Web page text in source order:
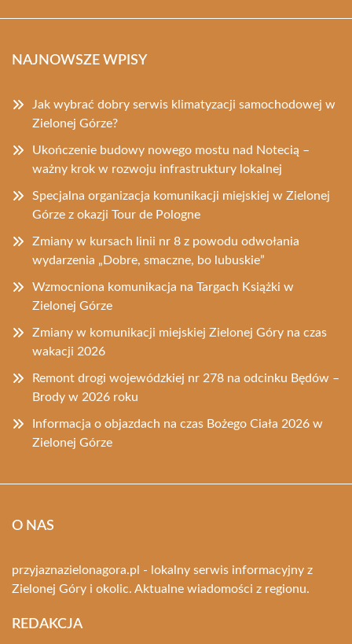
NAJNOWSZE WPISY
Jak wybrać dobry serwis klimatyzacji samochodowej w
Zielonej Górze?
Ukończenie budowy nowego mostu nad Notecią –
ważny krok w rozwoju infrastruktury lokalnej
Specjalna organizacja komunikacji miejskiej w Zielonej
Górze z okazji Tour de Pologne
Zmiany w kursach linii nr 8 z powodu odwołania
wydarzenia „Dobre, smaczne, bo lubuskie”
Wzmocniona komunikacja na Targach Książki w
Zielonej Górze
Zmiany w komunikacji miejskiej Zielonej Góry na czas
wakacji 2026
Remont drogi wojewódzkiej nr 278 na odcinku Będów –
Brody w 2026 roku
Informacja o objazdach na czas Bożego Ciała 2026 w
Zielonej Górze
O NAS
przyjaznazielonagora.pl - lokalny serwis informacyjny z
Zielonej Góry i okolic. Aktualne wiadomości z regionu.
REDAKCJA